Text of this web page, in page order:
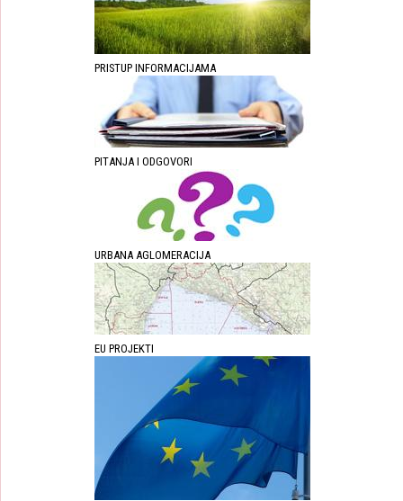
PRISTUP INFORMACIJAMA
PITANJA I ODGOVORI
URBANA AGLOMERACIJA
EU PROJEKTI